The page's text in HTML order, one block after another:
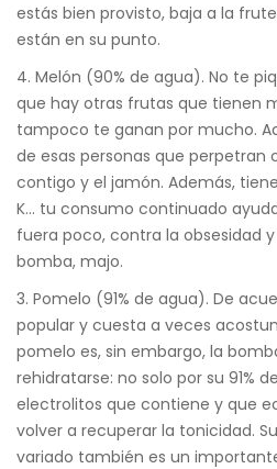
estás bien provisto, baja a la
están en su punto.
4. Melón (90% de agua). No te
que hay otras frutas que tienen
tampoco te ganan por mucho.
de esas personas que
contigo y el jamón. Además,
K… tu consumo continuado
fuera poco, contra la obsesidad y
bomba, majo.
3. Pomelo (91% de agua). De
popular y cuesta a veces
pomelo es, sin embargo, la
rehidratarse: no solo por su 91%
electrolitos que contiene y que
volver a recuperar la tonicidad.
variado también es un